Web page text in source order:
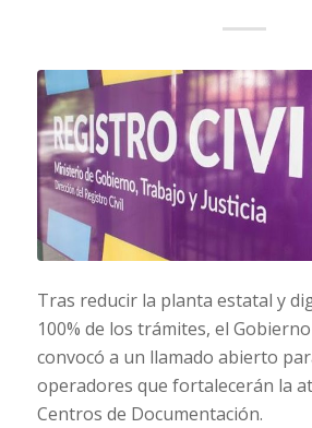
Tras reducir la planta estatal y
100% de los trámites, el
convocó a un llamado abierto
operadores que fortalecerán la
Centros de Documentación.